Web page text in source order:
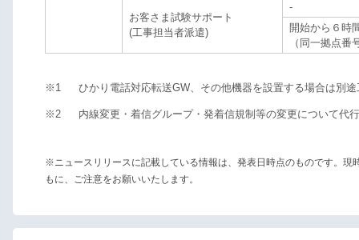
お客さま試験サポート
(工事担当者派遣)
-
開始から６時
（同一拠点番
※1 ひかり電話対応転送GW、その他機器を設置する場合は別
※2 内線変更・着信グループ・発着信規制等の変更について代
※ニュースリリースに記載している情報は、発表日時点のものです。
もに、ご注意をお願いいたします。